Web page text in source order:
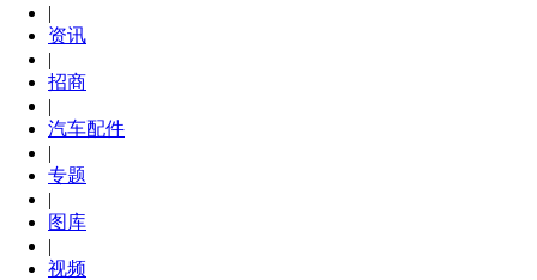
|
资讯
|
招商
|
汽车配件
|
专题
|
图库
|
视频